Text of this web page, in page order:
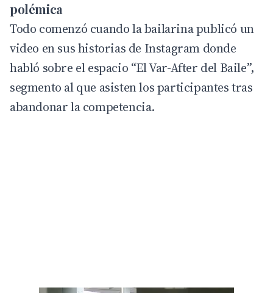
polémica
Todo comenzó cuando la bailarina publicó un
video en sus historias de Instagram donde
habló sobre el espacio “El Var-After del Baile”,
segmento al que asisten los participantes tras
abandonar la competencia.